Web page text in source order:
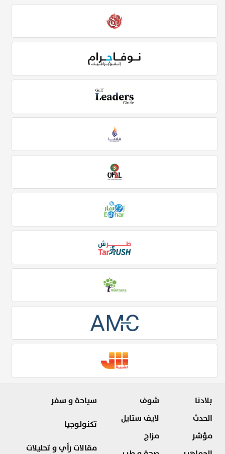
بلادنا
الحدث
مؤشر
شوف
لايف ستايل
مزاج
سياحة و سفر
تكنولوجيا
مقالات رأي و تحليلات